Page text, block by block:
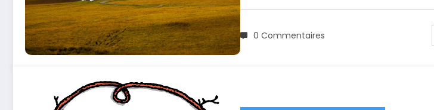
0 Commentaires